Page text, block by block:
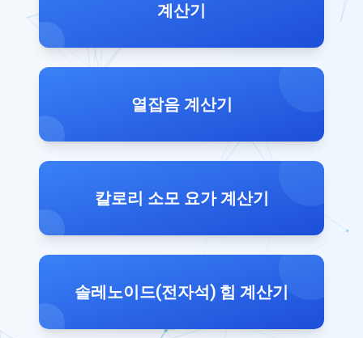
계산기
열잡음 계산기
칼로리 소모 요가 계산기
솔레노이드(전자석) 힘 계산기